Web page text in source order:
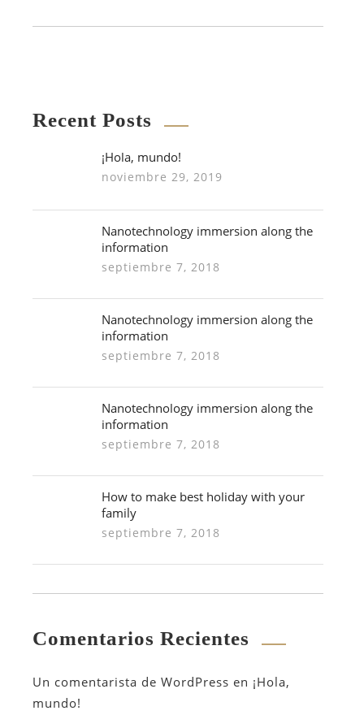
Recent Posts
¡Hola, mundo!
noviembre 29, 2019
Nanotechnology immersion along the
information
septiembre 7, 2018
Nanotechnology immersion along the
information
septiembre 7, 2018
Nanotechnology immersion along the
information
septiembre 7, 2018
How to make best holiday with your
family
septiembre 7, 2018
Comentarios Recientes
Un comentarista de WordPress en ¡Hola,
mundo!